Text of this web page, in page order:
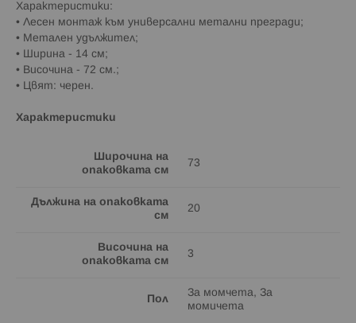
Характеристики:
• Лесен монтаж към универсални метални прегради;
• Метален удължител;
• Ширина - 14 см;
• Височина - 72 см.;
• Цвят: черен.
Характеристики
Широчина на
опаковката см
73
Дължина на опаковката
см
20
Височина на
опаковката см
3
Пол
За момчета, За
момичета